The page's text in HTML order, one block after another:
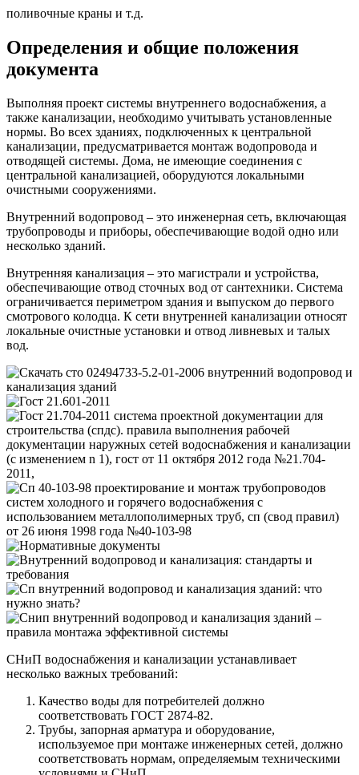
поливочные краны и т.д.
Определения и общие положения
документа
Выполняя проект системы внутреннего водоснабжения, а
также канализации, необходимо учитывать установленные
нормы. Во всех зданиях, подключенных к центральной
канализации, предусматривается монтаж водопровода и
отводящей системы. Дома, не имеющие соединения с
центральной канализацией, оборудуются локальными
очистными сооружениями.
Внутренний водопровод – это инженерная сеть, включающая
трубопроводы и приборы, обеспечивающие водой одно или
несколько зданий.
Внутренняя канализация – это магистрали и устройства,
обеспечивающие отвод сточных вод от сантехники. Система
ограничивается периметром здания и выпуском до первого
смотрового колодца. К сети внутренней канализации относят
локальные очистные установки и отвод ливневых и талых
вод.
СНиП водоснабжения и канализации устанавливает
несколько важных требований:
Качество воды для потребителей должно
соответствовать ГОСТ 2874-82.
Трубы, запорная арматура и оборудование,
используемое при монтаже инженерных сетей, должно
соответствовать нормам, определяемым техническими